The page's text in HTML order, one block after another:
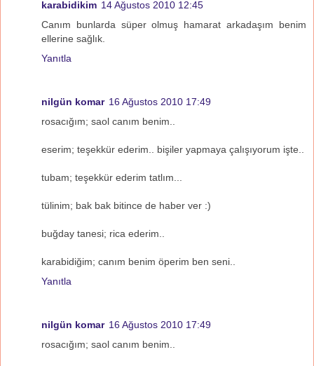
karabidikim 14 Ağustos 2010 12:45
Canım bunlarda süper olmuş hamarat arkadaşım benim
ellerine sağlık.
Yanıtla
nilgün komar 16 Ağustos 2010 17:49
rosacığım; saol canım benim..
eserim; teşekkür ederim.. bişiler yapmaya çalışıyorum işte..
tubam; teşekkür ederim tatlım...
tülinim; bak bak bitince de haber ver :)
buğday tanesi; rica ederim..
karabidiğim; canım benim öperim ben seni..
Yanıtla
nilgün komar 16 Ağustos 2010 17:49
rosacığım; saol canım benim..